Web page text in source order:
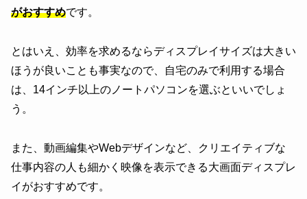
がおすすめです。
とはいえ、効率を求めるならディスプレイサイズは大きい
ほうが良いことも事実なので、自宅のみで利用する場合
は、14インチ以上のノートパソコンを選ぶといいでしょ
う。
また、動画編集やWebデザインなど、クリエイティブな
仕事内容の人も細かく映像を表示できる大画面ディスプレ
イがおすすめです。